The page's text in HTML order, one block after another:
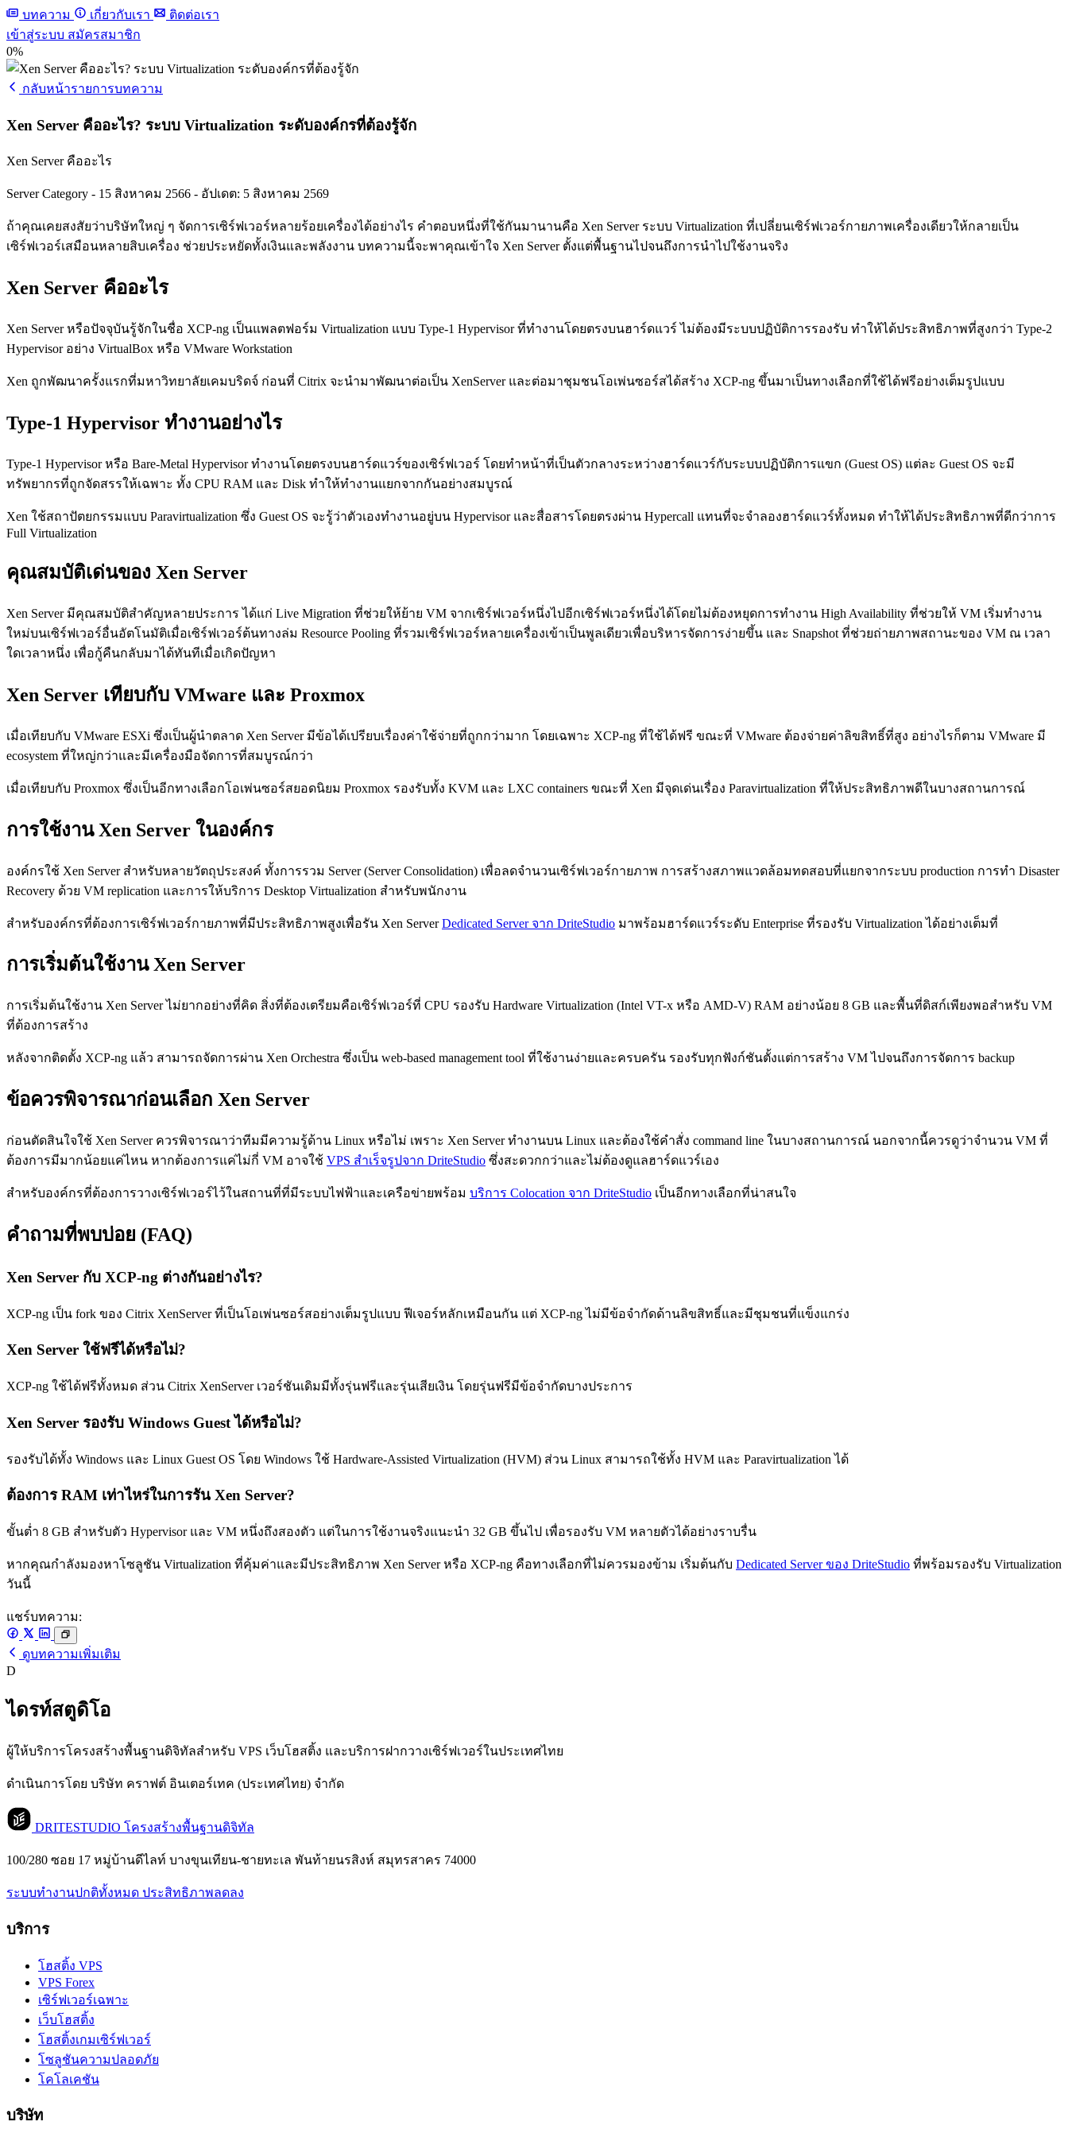
บทความ
เกี่ยวกับเรา
ติดต่อเรา
เข้าสู่ระบบ สมัครสมาชิก
0%
กลับหน้ารายการบทความ
Xen Server คืออะไร? ระบบ Virtualization ระดับองค์กรที่ต้องรู้จัก
Xen Server คืออะไร
Server Category - 15 สิงหาคม 2566 - อัปเดต: 5 สิงหาคม 2569
ถ้าคุณเคยสงสัยว่าบริษัทใหญ่ ๆ จัดการเซิร์ฟเวอร์หลายร้อยเครื่องได้อย่างไร คำตอบหนึ่งที่ใช้กันมานานคือ Xen Server ระบบ Virtualization ที่เปลี่ยนเซิร์ฟเวอร์กายภาพเครื่องเดียวให้กลายเป็น
เซิร์ฟเวอร์เสมือนหลายสิบเครื่อง ช่วยประหยัดทั้งเงินและพลังงาน บทความนี้จะพาคุณเข้าใจ Xen Server ตั้งแต่พื้นฐานไปจนถึงการนำไปใช้งานจริง
Xen Server คืออะไร
Xen Server หรือปัจจุบันรู้จักในชื่อ XCP-ng เป็นแพลตฟอร์ม Virtualization แบบ Type-1 Hypervisor ที่ทำงานโดยตรงบนฮาร์ดแวร์ ไม่ต้องมีระบบปฏิบัติการรองรับ ทำให้ได้ประสิทธิภาพที่สูงกว่า Type-2
Hypervisor อย่าง VirtualBox หรือ VMware Workstation
Xen ถูกพัฒนาครั้งแรกที่มหาวิทยาลัยเคมบริดจ์ ก่อนที่ Citrix จะนำมาพัฒนาต่อเป็น XenServer และต่อมาชุมชนโอเพ่นซอร์สได้สร้าง XCP-ng ขึ้นมาเป็นทางเลือกที่ใช้ได้ฟรีอย่างเต็มรูปแบบ
Type-1 Hypervisor ทำงานอย่างไร
Type-1 Hypervisor หรือ Bare-Metal Hypervisor ทำงานโดยตรงบนฮาร์ดแวร์ของเซิร์ฟเวอร์ โดยทำหน้าที่เป็นตัวกลางระหว่างฮาร์ดแวร์กับระบบปฏิบัติการแขก (Guest OS) แต่ละ Guest OS จะมี
ทรัพยากรที่ถูกจัดสรรให้เฉพาะ ทั้ง CPU RAM และ Disk ทำให้ทำงานแยกจากกันอย่างสมบูรณ์
Xen ใช้สถาปัตยกรรมแบบ Paravirtualization ซึ่ง Guest OS จะรู้ว่าตัวเองทำงานอยู่บน Hypervisor และสื่อสารโดยตรงผ่าน Hypercall แทนที่จะจำลองฮาร์ดแวร์ทั้งหมด ทำให้ได้ประสิทธิภาพที่ดีกว่าการ
Full Virtualization
คุณสมบัติเด่นของ Xen Server
Xen Server มีคุณสมบัติสำคัญหลายประการ ได้แก่ Live Migration ที่ช่วยให้ย้าย VM จากเซิร์ฟเวอร์หนึ่งไปอีกเซิร์ฟเวอร์หนึ่งได้โดยไม่ต้องหยุดการทำงาน High Availability ที่ช่วยให้ VM เริ่มทำงาน
ใหม่บนเซิร์ฟเวอร์อื่นอัตโนมัติเมื่อเซิร์ฟเวอร์ต้นทางล่ม Resource Pooling ที่รวมเซิร์ฟเวอร์หลายเครื่องเข้าเป็นพูลเดียวเพื่อบริหารจัดการง่ายขึ้น และ Snapshot ที่ช่วยถ่ายภาพสถานะของ VM ณ เวลา
ใดเวลาหนึ่ง เพื่อกู้คืนกลับมาได้ทันทีเมื่อเกิดปัญหา
Xen Server เทียบกับ VMware และ Proxmox
เมื่อเทียบกับ VMware ESXi ซึ่งเป็นผู้นำตลาด Xen Server มีข้อได้เปรียบเรื่องค่าใช้จ่ายที่ถูกกว่ามาก โดยเฉพาะ XCP-ng ที่ใช้ได้ฟรี ขณะที่ VMware ต้องจ่ายค่าลิขสิทธิ์ที่สูง อย่างไรก็ตาม VMware มี
ecosystem ที่ใหญ่กว่าและมีเครื่องมือจัดการที่สมบูรณ์กว่า
เมื่อเทียบกับ Proxmox ซึ่งเป็นอีกทางเลือกโอเพ่นซอร์สยอดนิยม Proxmox รองรับทั้ง KVM และ LXC containers ขณะที่ Xen มีจุดเด่นเรื่อง Paravirtualization ที่ให้ประสิทธิภาพดีในบางสถานการณ์
การใช้งาน Xen Server ในองค์กร
องค์กรใช้ Xen Server สำหรับหลายวัตถุประสงค์ ทั้งการรวม Server (Server Consolidation) เพื่อลดจำนวนเซิร์ฟเวอร์กายภาพ การสร้างสภาพแวดล้อมทดสอบที่แยกจากระบบ production การทำ Disaster
Recovery ด้วย VM replication และการให้บริการ Desktop Virtualization สำหรับพนักงาน
สำหรับองค์กรที่ต้องการเซิร์ฟเวอร์กายภาพที่มีประสิทธิภาพสูงเพื่อรัน Xen ServerDedicated Server จาก DriteStudio มาพร้อมฮาร์ดแวร์ระดับ Enterprise ที่รองรับ Virtualization ได้อย่างเต็มที่
การเริ่มต้นใช้งาน Xen Server
การเริ่มต้นใช้งาน Xen Server ไม่ยากอย่างที่คิด สิ่งที่ต้องเตรียมคือเซิร์ฟเวอร์ที่ CPU รองรับ Hardware Virtualization (Intel VT-x หรือ AMD-V) RAM อย่างน้อย 8 GB และพื้นที่ดิสก์เพียงพอสำหรับ VM
ที่ต้องการสร้าง
หลังจากติดตั้ง XCP-ng แล้ว สามารถจัดการผ่าน Xen Orchestra ซึ่งเป็น web-based management tool ที่ใช้งานง่ายและครบครัน รองรับทุกฟังก์ชันตั้งแต่การสร้าง VM ไปจนถึงการจัดการ backup
ข้อควรพิจารณาก่อนเลือก Xen Server
ก่อนตัดสินใจใช้ Xen Server ควรพิจารณาว่าทีมมีความรู้ด้าน Linux หรือไม่ เพราะ Xen Server ทำงานบน Linux และต้องใช้คำสั่ง command line ในบางสถานการณ์ นอกจากนี้ควรดูว่าจำนวน VM ที่
ต้องการมีมากน้อยแค่ไหน หากต้องการแค่ไม่กี่ VM อาจใช้ VPS สำเร็จรูปจาก DriteStudio ซึ่งสะดวกกว่าและไม่ต้องดูแลฮาร์ดแวร์เอง
สำหรับองค์กรที่ต้องการวางเซิร์ฟเวอร์ไว้ในสถานที่ที่มีระบบไฟฟ้าและเครือข่ายพร้อม บริการ Colocation จาก DriteStudio เป็นอีกทางเลือกที่น่าสนใจ
คำถามที่พบบ่อย (FAQ)
Xen Server กับ XCP-ng ต่างกันอย่างไร?
XCP-ng เป็น fork ของ Citrix XenServer ที่เป็นโอเพ่นซอร์สอย่างเต็มรูปแบบ ฟีเจอร์หลักเหมือนกัน แต่ XCP-ng ไม่มีข้อจำกัดด้านลิขสิทธิ์และมีชุมชนที่แข็งแกร่ง
Xen Server ใช้ฟรีได้หรือไม่?
XCP-ng ใช้ได้ฟรีทั้งหมด ส่วน Citrix XenServer เวอร์ชันเดิมมีทั้งรุ่นฟรีและรุ่นเสียเงิน โดยรุ่นฟรีมีข้อจำกัดบางประการ
Xen Server รองรับ Windows Guest ได้หรือไม่?
รองรับได้ทั้ง Windows และ Linux Guest OS โดย Windows ใช้ Hardware-Assisted Virtualization (HVM) ส่วน Linux สามารถใช้ทั้ง HVM และ Paravirtualization ได้
ต้องการ RAM เท่าไหร่ในการรัน Xen Server?
ขั้นต่ำ 8 GB สำหรับตัว Hypervisor และ VM หนึ่งถึงสองตัว แต่ในการใช้งานจริงแนะนำ 32 GB ขึ้นไป เพื่อรองรับ VM หลายตัวได้อย่างราบรื่น
หากคุณกำลังมองหาโซลูชัน Virtualization ที่คุ้มค่าและมีประสิทธิภาพ Xen Server หรือ XCP-ng คือทางเลือกที่ไม่ควรมองข้าม เริ่มต้นกับ Dedicated Server ของ DriteStudio ที่พร้อมรองรับ Virtualization
วันนี้
แชร์บทความ:
ดูบทความเพิ่มเติม
D
ไดรท์สตูดิโอ
ผู้ให้บริการโครงสร้างพื้นฐานดิจิทัลสำหรับ VPS เว็บโฮสติ้ง และบริการฝากวางเซิร์ฟเวอร์ในประเทศไทย
ดำเนินการโดย บริษัท คราฟต์ อินเตอร์เทค (ประเทศไทย) จำกัด
DRITESTUDIO โครงสร้างพื้นฐานดิจิทัล
100/280 ซอย 17 หมู่บ้านดีไลท์ บางขุนเทียน-ชายทะเล พันท้ายนรสิงห์ สมุทรสาคร 74000
ระบบทำงานปกติทั้งหมด ประสิทธิภาพลดลง
บริการ
โฮสติ้ง VPS
VPS Forex
เซิร์ฟเวอร์เฉพาะ
เว็บโฮสติ้ง
โฮสติ้งเกมเซิร์ฟเวอร์
โซลูชันความปลอดภัย
โคโลเคชัน
บริษัท